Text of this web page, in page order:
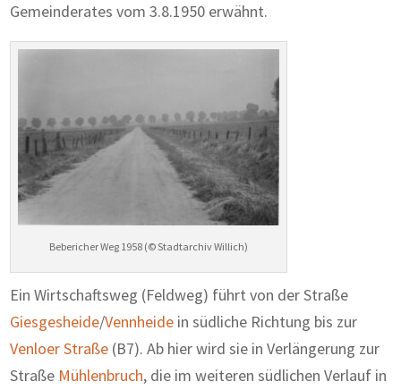
Gemeinderates vom 3.8.1950 erwähnt.
Bebericher Weg 1958 (© Stadtarchiv Willich)
Ein Wirtschaftsweg (Feldweg) führt von der Straße
Giesgesheide/Vennheide in südliche Richtung bis zur
Venloer Straße (B7). Ab hier wird sie in Verlängerung zur
Straße Mühlenbruch, die im weiteren südlichen Verlauf in